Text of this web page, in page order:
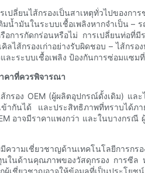
ลี่ยนไส้กรองเป็นสาเหตุทั่วไปของก
ำมันในระบบเชื้อเพลิงหากจำเป็น –
การกัดกร่อนหรือไม่ การเปลี่ยนท่อ
ไส้กรองเก่าอย่างรับผิดชอบ – ไส้ก
ละระบบเชื้อเพลิง ป้องกันการซ่อมแซ
คาที่ควรพิจารณา
รอง OEM (ผู้ผลิตอุปกรณ์ดั้งเดิม) แ
กันได้ และประสิทธิภาพที่ทราบได้ภ
อาจมีราคาแพงกว่า และในบางกรณี
วามเชี่ยวชาญด้านเทคโนโลยีการก
นด้านคุณภาพของวัสดุกรอง การซีล
ชี่ยวชาญอาจให้ข้อมูลที่เป็นประโยช